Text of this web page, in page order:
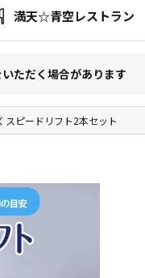
満天☆青空レストラン
ただく場合があります
スピードリフト2本セット